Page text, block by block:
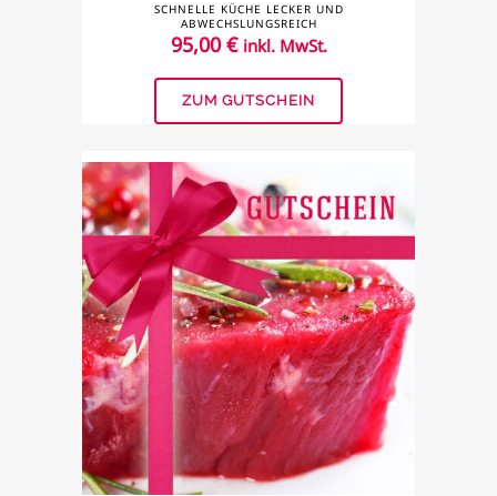
SCHNELLE KÜCHE LECKER UND
ABWECHSLUNGSREICH
95,00€ inkl. MwSt.
ZUM GUTSCHEIN